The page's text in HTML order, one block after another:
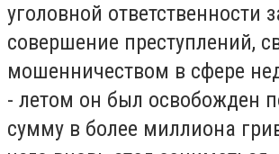
уголовной ответственности
совершение преступлений,
мошенничеством в сфере
- летом он был освобожден
сумму в более миллиона